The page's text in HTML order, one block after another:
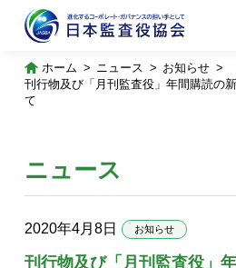
ホーム ニュース
お知らせ
刊行物及び「月刊監査役」年間購読の
て
ニュース
2020年4月8日 お知らせ
刊行物及び「月刊監査役」